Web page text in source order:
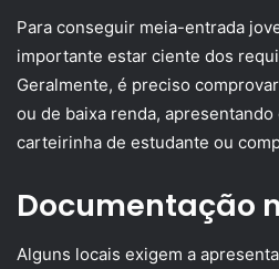
Para conseguir meia-entrada
importante estar ciente dos
Geralmente, é preciso
ou de baixa renda,
carteirinha de estudante ou
Documentação
Alguns locais exigem a